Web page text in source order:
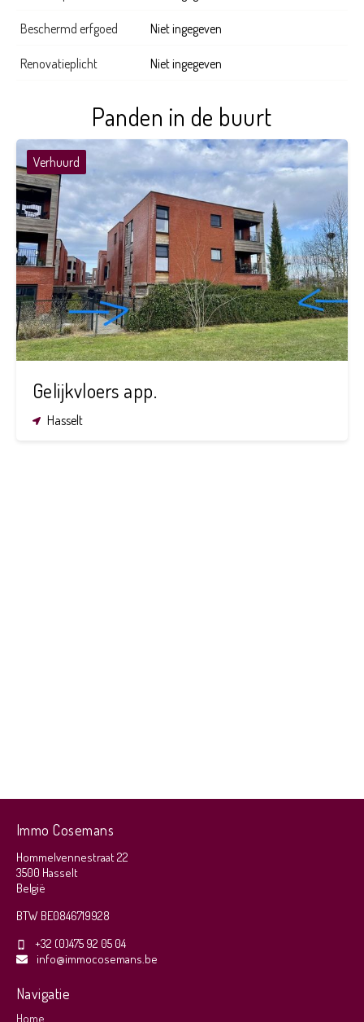
Beschermd erfgoed Niet ingegeven
Renovatieplicht Niet ingegeven
Panden in de buurt
Verhuurd
Gelijkvloers app.
Hasselt
Immo Cosemans
Hommelvennestraat 22
3500 Hasselt
België
BTW BE0846719928
+32 (0)475 92 05 04
info@immocosemans.be
Navigatie
Home